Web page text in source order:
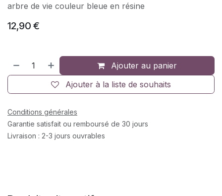
arbre de vie couleur bleue en résine
12,90 €
Ajouter au panier
Ajouter à la liste de souhaits
Conditions générales
Garantie satisfait ou remboursé de 30 jours
Livraison : 2-3 jours ouvrables